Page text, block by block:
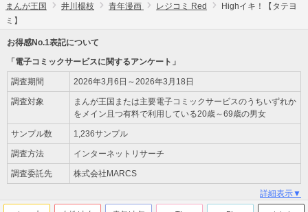
まんが王国 井川楊枝 青年漫画 レジコミ Red
Highイキ！【タテヨ
ミ】
お得感No.1表記について
「電子コミックサービスに関するアンケート」
調査期間 2026年3月6日～2026年3月18日
調査対象
まんが王国または主要電子コミックサービスのうちいずれか
をメイン且つ有料で利用している20歳～69歳の男女
サンプル数 1,236サンプル
調査方法 インターネットリサーチ
調査委託先 株式会社MARCS
詳細表示▼